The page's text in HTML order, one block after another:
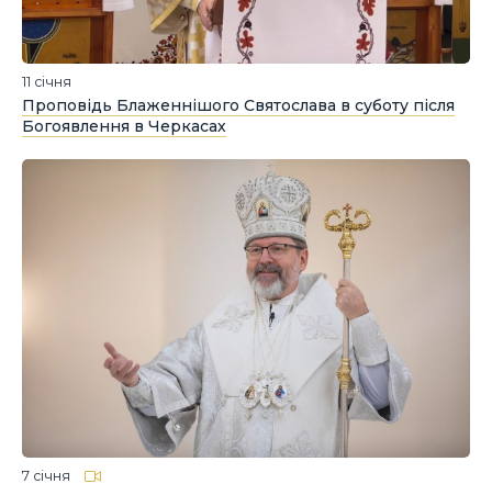
11 січня
Проповідь Блаженнішого Святослава в суботу після
Богоявлення в Черкасах
7 січня